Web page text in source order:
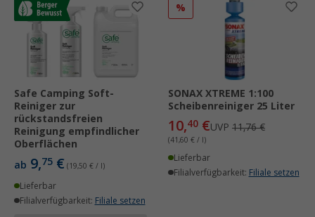
Safe Camping Soft-
Reiniger zur
rückstandsfreien
Reinigung empfindlicher
Oberflächen
ab 9,75 € (19,50 € / l)
Lieferbar
Filialverfügbarkeit: Filiale setzen
%
SONAX XTREME 1:100
Scheibenreiniger 25 Liter
10,40 €UVP 11,76 €
(41,60 € / l)
Lieferbar
Filialverfügbarkeit: Filiale setzen